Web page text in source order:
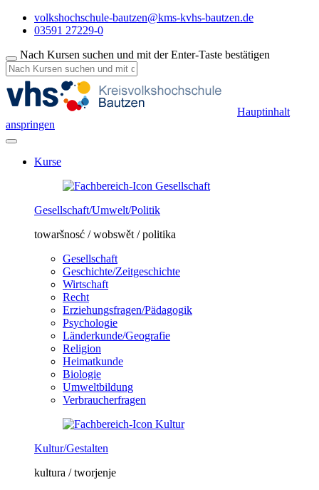
volkshochschule-bautzen@kms-kvhs-bautzen.de
03591 27229-0
Nach Kursen suchen und mit der Enter-Taste bestätigen
Hauptinhalt
anspringen
Kurse
Gesellschaft/Umwelt/Politik
towaršnosć / wobswět / politika
Gesellschaft
Geschichte/Zeitgeschichte
Wirtschaft
Recht
Erziehungsfragen/Pädagogik
Psychologie
Länderkunde/Geografie
Religion
Heimatkunde
Biologie
Umweltbildung
Verbraucherfragen
Kultur/Gestalten
kultura / tworjenje